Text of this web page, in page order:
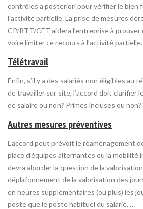
contrôles a posteriori pour vérifier le bien
l’activité partielle. La prise de mesures
CP/RTT/CET aidera l’entreprise à prouver
voire limiter ce recours à l’activité partielle.
Télétravail
Enfin, s’il y a des salariés non éligibles au
de travailler sur site, l’accord doit clarifier
de salaire ou non? Primes incluses ou
Autres mesures préventives
L’accord peut prévoit le réaménagement
place d’équipes alternantes ou la mobilité
devra aborder la question de la
déplafonnement de la valorisation des
en heures supplémentaires (ou plus) les
poste que le poste habituel du salarié, …